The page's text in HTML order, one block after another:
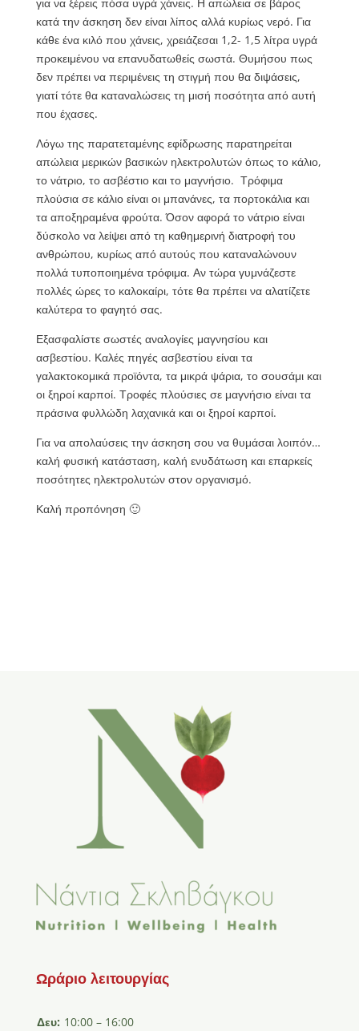
κατά την άσκηση δεν είναι λίπος αλλά κυρίως νερό. Για
κάθε ένα κιλό που χάνεις, χρειάζεσαι 1,2- 1,5 λίτρα υγρά
προκειμένου να επανυδατωθείς σωστά. Θυμήσου πως
δεν πρέπει να περιμένεις τη στιγμή που θα διψάσεις,
γιατί τότε θα καταναλώσεις τη μισή ποσότητα από αυτή
που έχασες.
Λόγω της παρατεταμένης εφίδρωσης παρατηρείται
απώλεια μερικών βασικών ηλεκτρολυτών όπως το κάλιο,
το νάτριο, το ασβέστιο και το μαγνήσιο. Τρόφιμα
πλούσια σε κάλιο είναι οι μπανάνες, τα πορτοκάλια και
τα αποξηραμένα φρούτα. Όσον αφορά το νάτριο είναι
δύσκολο να λείψει από τη καθημερινή διατροφή του
ανθρώπου, κυρίως από αυτούς που καταναλώνουν
πολλά τυποποιημένα τρόφιμα. Αν τώρα γυμνάζεστε
πολλές ώρες το καλοκαίρι, τότε θα πρέπει να αλατίζετε
καλύτερα το φαγητό σας.
Εξασφαλίστε σωστές αναλογίες μαγνησίου και
ασβεστίου. Καλές πηγές ασβεστίου είναι τα
γαλακτοκομικά προϊόντα, τα μικρά ψάρια, το σουσάμι και
οι ξηροί καρποί. Τροφές πλούσιες σε μαγνήσιο είναι τα
πράσινα φυλλώδη λαχανικά και οι ξηροί καρποί.
Για να απολαύσεις την άσκηση σου να θυμάσαι λοιπόν…
καλή φυσική κατάσταση, καλή ενυδάτωση και επαρκείς
ποσότητες ηλεκτρολυτών στον οργανισμό.
Καλή προπόνηση 🙂
Ωράριο λειτουργίας
Δευ: 10:00 – 16:00